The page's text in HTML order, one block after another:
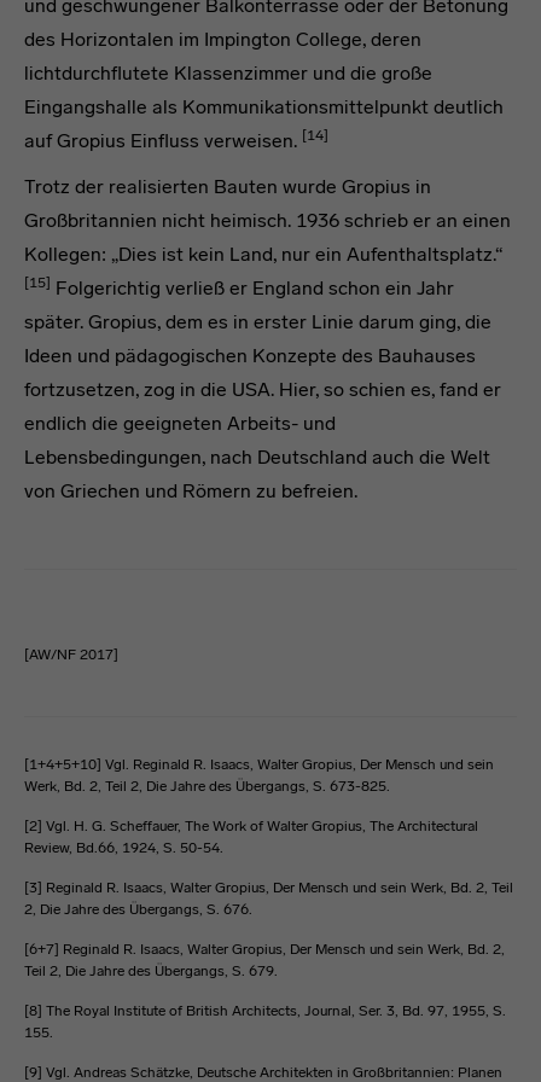
und geschwungener Balkonterrasse oder der Betonung
des Horizontalen im Impington College, deren
lichtdurchflutete Klassenzimmer und die große
Eingangshalle als Kommunikationsmittelpunkt deutlich
auf Gropius Einfluss verweisen. [14]
Trotz der realisierten Bauten wurde Gropius in
Großbritannien nicht heimisch. 1936 schrieb er an einen
Kollegen: „Dies ist kein Land, nur ein Aufenthaltsplatz.“
[15] Folgerichtig verließ er England schon ein Jahr
später. Gropius, dem es in erster Linie darum ging, die
Ideen und pädagogischen Konzepte des Bauhauses
fortzusetzen, zog in die USA. Hier, so schien es, fand er
endlich die geeigneten Arbeits- und
Lebensbedingungen, nach Deutschland auch die Welt
von Griechen und Römern zu befreien.
[AW/NF 2017]
[1+4+5+10] Vgl. Reginald R. Isaacs, Walter Gropius, Der Mensch und sein
Werk, Bd. 2, Teil 2, Die Jahre des Übergangs, S. 673-825.
[2] Vgl. H. G. Scheffauer, The Work of Walter Gropius, The Architectural
Review, Bd.66, 1924, S. 50-54.
[3] Reginald R. Isaacs, Walter Gropius, Der Mensch und sein Werk, Bd. 2, Teil
2, Die Jahre des Übergangs, S. 676.
[6+7] Reginald R. Isaacs, Walter Gropius, Der Mensch und sein Werk, Bd. 2,
Teil 2, Die Jahre des Übergangs, S. 679.
[8] The Royal Institute of British Architects, Journal, Ser. 3, Bd. 97, 1955, S.
155.
[9] Vgl. Andreas Schätzke, Deutsche Architekten in Großbritannien: Planen